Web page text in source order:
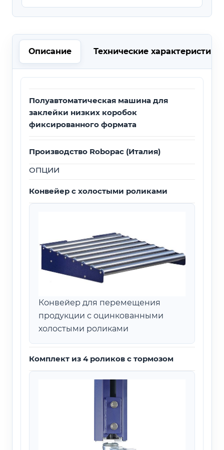
Описание Технические характеристики
Полуавтоматическая машина для
заклейки низких коробок
фиксированного формата
Производство Robopac (Италия)
ОПЦИИ
Конвейер с холостыми роликами
Конвейер для перемещения
продукции с оцинкованными
холостыми роликами
Комплект из 4 роликов с тормозом